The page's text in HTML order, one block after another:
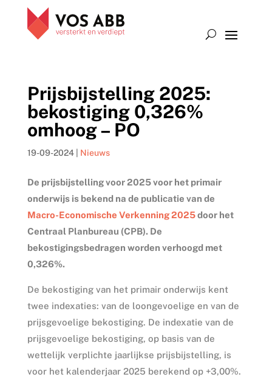
Prijsbijstelling 2025:
bekostiging 0,326%
omhoog – PO
19-09-2024| Nieuws
De prijsbijstelling voor 2025 voor het primair
onderwijs is bekend na de publicatie van de
Macro-Economische Verkenning 2025door het
Centraal Planbureau (CPB). De
bekostigingsbedragen worden verhoogd met
0,326%.
De bekostiging van het primair onderwijs kent
twee indexaties: van de loongevoelige en van de
prijsgevoelige bekostiging. De indexatie van de
prijsgevoelige bekostiging, op basis van de
wettelijk verplichte jaarlijkse prijsbijstelling, is
voor het kalenderjaar 2025 berekend op +3,00%.